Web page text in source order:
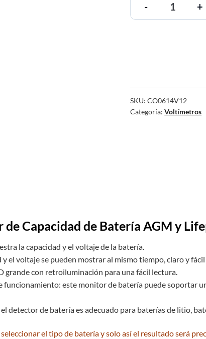
- +
SKU:CO0614V12
Categoría:Voltímetros
Capacidad de Batería AGM y
la capacidad y el voltaje de la batería.
el voltaje se pueden mostrar al mismo tiempo, claro y fácil
grande con retroiluminación para una fácil lectura.
funcionamiento: este monitor de batería puede soportar
detector de batería es adecuado para baterías de litio,
el tipo de batería y solo así el resultado será